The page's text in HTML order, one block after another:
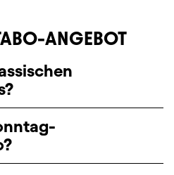
ANGEBOT